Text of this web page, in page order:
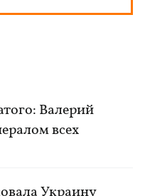
Валерий
всех